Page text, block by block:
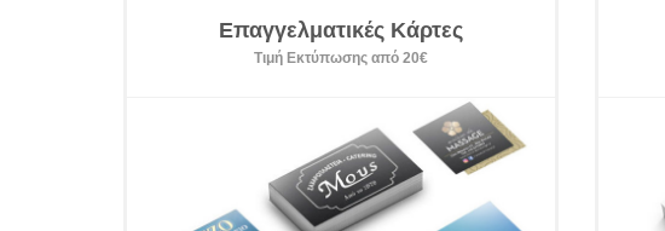
Επαγγελματικές Κάρτες
Τιμή Εκτύπωσης από 20€